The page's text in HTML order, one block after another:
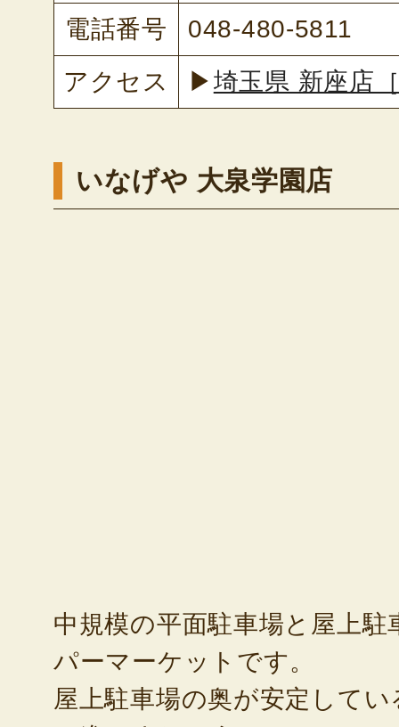
電話番号
048-480-5811
アクセス
▶埼玉県 新座店
いなげや 大泉学園店
中規模の平面駐車場と屋上
パーマーケットです。
屋上駐車場の奥が安定して